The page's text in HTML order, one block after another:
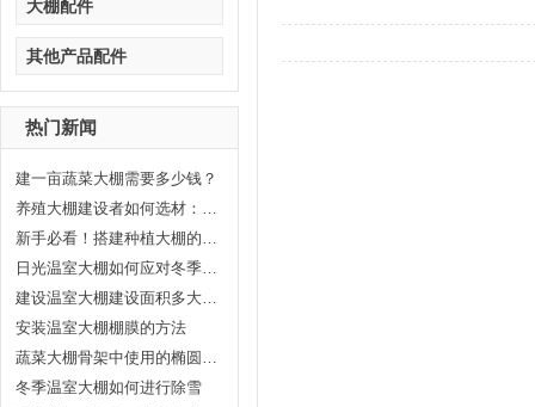
大棚配件
其他产品配件
热门新闻
建一亩蔬菜大棚需要多少钱？
养殖大棚建设者如何选材：打造高...
新手必看！搭建种植大棚的6个关键...
日光温室大棚如何应对冬季气温
建设温室大棚建设面积多大合适?晟...
安装温室大棚棚膜的方法
蔬菜大棚骨架中使用的椭圆管有哪...
冬季温室大棚如何进行除雪